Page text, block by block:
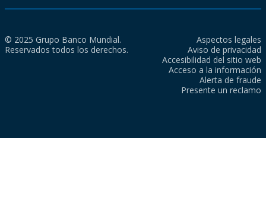
© 2025 Grupo Banco Mundial.
Reservados todos los derechos.
Aspectos legales
Aviso de privacidad
Accesibilidad del sitio web
Acceso a la información
Alerta de fraude
Presente un reclamo